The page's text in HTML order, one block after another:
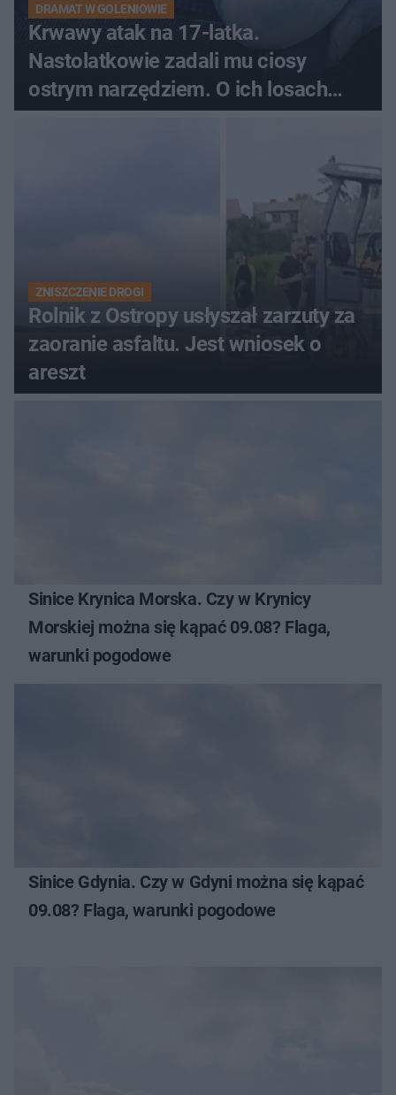
DRAMAT W GOLENIOWIE
Krwawy atak na 17-latka.
Nastolatkowie zadali mu ciosy
ostrym narzędziem. O ich losach
zdecyduje sąd rodzinny
ZNISZCZENIE DROGI
Rolnik z Ostropy usłyszał zarzuty za
zaoranie asfaltu. Jest wniosek o
areszt
Sinice Krynica Morska. Czy w Krynicy
Morskiej można się kąpać 09.08? Flaga,
warunki pogodowe
Sinice Gdynia. Czy w Gdyni można się kąpać
09.08? Flaga, warunki pogodowe